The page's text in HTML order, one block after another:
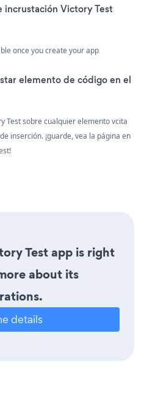
Victory Test
once you create your app
elemento de código en el
Test sobre cualquier elemento vcita
inserción. ¡guarde, vea la página en
Test app is right
about its
details